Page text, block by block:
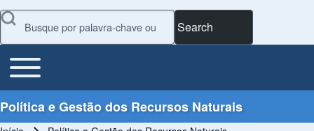
Search
Main Menu
Toggle main menu
Política e Gestão dos Recursos Naturais